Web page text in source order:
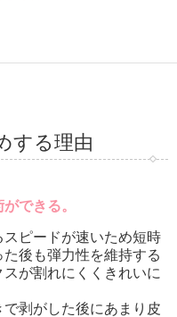
する理由
できる。
ピードが速いため短時
後も弾力性を維持する
が割れにくくきれいに
剥がした後にあまり皮